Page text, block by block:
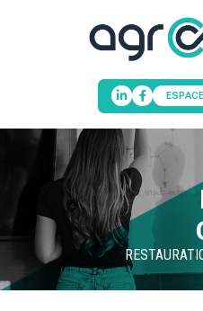
ACCUEIL
PRESTATIONS & CONSEILS
NOS FORMATIONS
NOTRE ÉQUIPE